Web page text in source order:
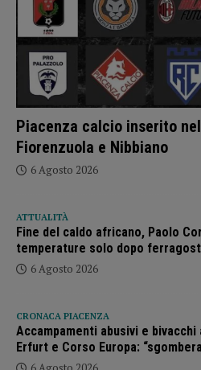
Piacenza calcio inserito
Fiorenzuola e Nibbiano
6 Agosto 2026
ATTUALITÀ
Fine del caldo africano, Paolo
temperature solo dopo
6 Agosto 2026
CRONACA PIACENZA
Accampamenti abusivi e
Erfurt e Corso Europa: